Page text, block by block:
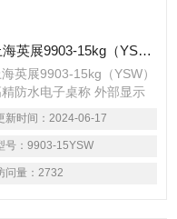
上海英展9903-15kg（YSW）高精防水电子桌称
海英展9903-15kg（YSW）
精防水电子桌称 外部显示
度可达1/15000,经SGS认证
水等级可达 IP68。
身搭配不锈钢秤盘以及支
。防水硅胶处理，保证称重
确度，防虫害。抗干扰能力
新时间： 2024-06-17
： 9903-15YSW
量： 2732